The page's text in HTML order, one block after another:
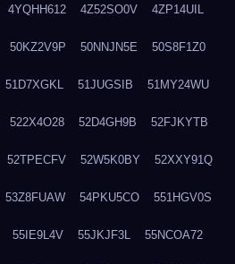
4YQHH612 4Z52SO0V 4ZP14UIL
50KZ2V9P 50NNJN5E 50S8F1Z0
51D7XGKL 51JUGSIB 51MY24WU
522X4O28 52D4GH9B 52FJKYTB
52TPECFV 52W5K0BY 52XXY91Q
53Z8FUAW 54PKU5CO 551HGV0S
55IE9L4V 55JKJF3L 55NCOA72